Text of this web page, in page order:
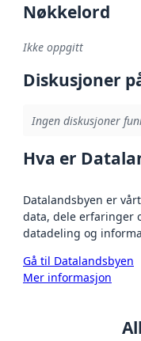
Nøkkelord
Ikke oppgitt
Diskusjoner
Ingen diskusjoner
Hva er
Datalandsbyen er
data, dele erfaringer
datadeling og
Gå til Datalandsbyen
Mer informasjon